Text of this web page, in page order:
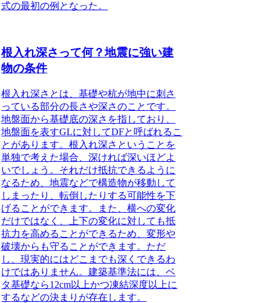
式の最初の例となった。
根入れ深さって何？地震に強い建
物の条件
根入れ深さとは、基礎や杭が地中に刺さ
っている部分の長さや深さのことです。
地盤面から基礎底の深さを指しており、
地盤面を表すGLに対してDFと呼ばれるこ
とがあります。根入れ深さということを
単独で考えた場合、深ければ深いほどよ
いでしょう。それだけ抵抗できるように
なるため、地震などで構造物が移動して
しまったり、転倒したりする可能性を下
げることができます。また、横への変化
だけではなく、上下の変化に対しても抵
抗力を高めることができるため、変形や
破壊からも守ることができます。ただ
し、現実的にはどこまでも深くできるわ
けではありません。建築基準法には、ベ
タ基礎なら12cm以上かつ凍結深度以上に
するなどの決まりが存在します。